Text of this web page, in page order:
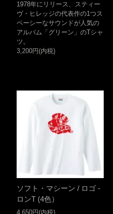
1978年にリリース、スティー
ヴ・ヒレッジの代表作の1つス
ペーシーなサウンドが人気の
アルバム「グリーン」のTシャ
ツ。
3,200円(内税)
ソフト・マシーン / ロゴ -
ロンT (4色）
4,650円(内税)